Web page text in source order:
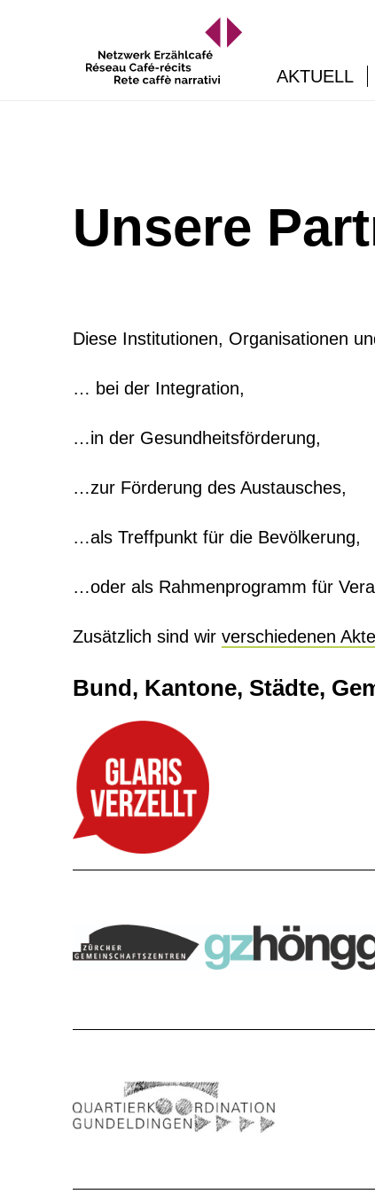
AKTUELL
Unsere
Diese Institutionen, Organisationen
… bei der Integration,
…in der Gesundheitsförderung,
…zur Förderung des Austausches,
…als Treffpunkt für die Bevölkerung,
…oder als Rahmenprogramm für
Zusätzlich sind wir verschiedenen
Bund, Kantone, Städte,